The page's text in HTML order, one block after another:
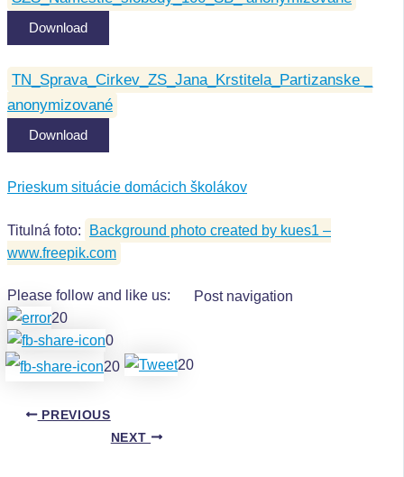
Download
TN_Sprava_Cirkev_ZS_Jana_Krstitela_Partizanske _
anonymizované
Download
Prieskum situácie domácich školákov
Titulná foto:
Background photo created by kues1 –
www.freepik.com
Please follow and like us:
20
0
20
20
Post navigation
PREVIOUS
NEXT